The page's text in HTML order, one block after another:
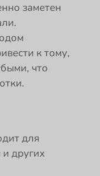
заметен
к тому,
что
для
других